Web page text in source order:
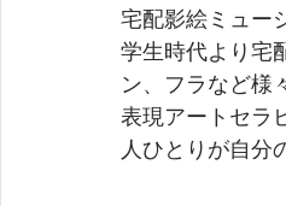
宅配影絵ミュー
学生時代より宅
ン、フラなど様
表現アートセラ
人ひとりが自分